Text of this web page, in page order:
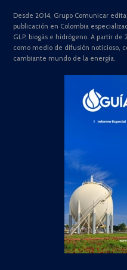
Desde 2014, Grupo Comunicar
publicación en Colombia
GLP, biogás e hidrógeno. A partir
como medio de difusión noticioso,
cambiante mundo de la energía.